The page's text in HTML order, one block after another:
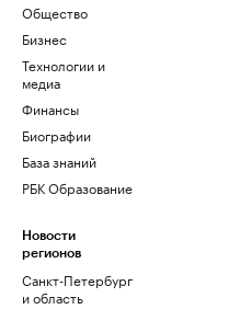
Общество
Бизнес
Технологии и
медиа
Финансы
Биографии
База знаний
РБК Образование
Новости
регионов
Санкт-Петербург
и область